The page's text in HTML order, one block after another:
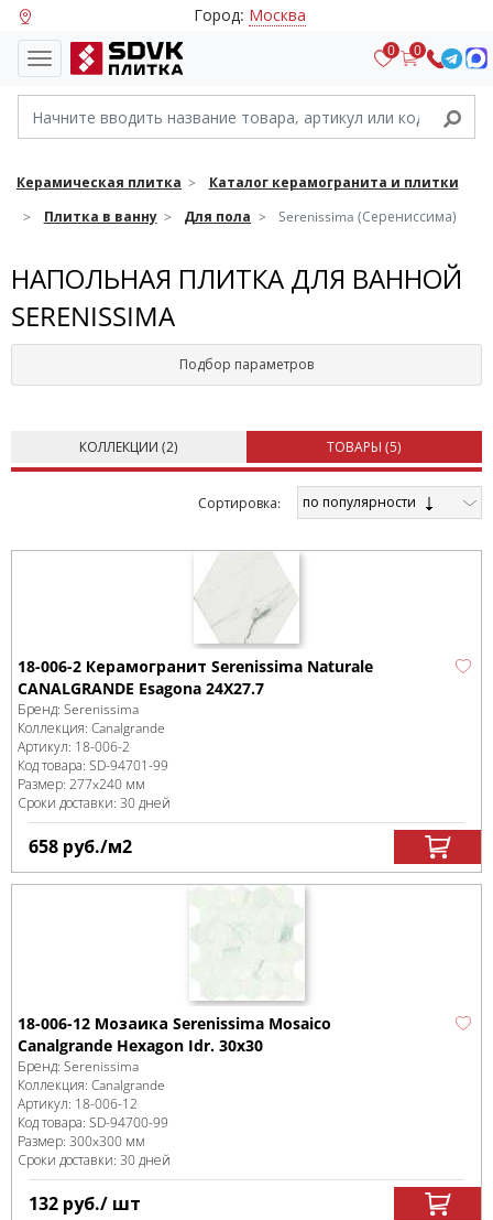
Город: Москва
0 0
Керамическая плитка
Каталог керамогранита и плитки
Плитка в ванну
Для пола Serenissima (Серениссима)
НАПОЛЬНАЯ ПЛИТКА ДЛЯ ВАННОЙ
SERENISSIMA
Подбор параметров
КОЛЛЕКЦИИ (2) ТОВАРЫ (5)
Cортировка: по популярности
18-006-2 Керамогранит Serenissima Naturale
CANALGRANDE Esagona 24Х27.7
Бренд: Serenissima
Коллекция: Canalgrande
Артикул: 18-006-2
Код товара: SD-94701-99
Размер: 277x240 мм
Сроки доставки: 30 дней
658 руб./м2
18-006-12 Мозаика Serenissima Mosaico
Canalgrande Hexagon Idr. 30x30
Бренд: Serenissima
Коллекция: Canalgrande
Артикул: 18-006-12
Код товара: SD-94700-99
Размер: 300x300 мм
Сроки доставки: 30 дней
132 руб./ шт